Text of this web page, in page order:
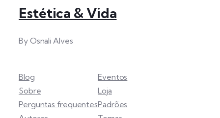
Estética & Vida
By Osnali Alves
Blog
Sobre
Perguntas frequentes
Eventos
Loja
Padrões